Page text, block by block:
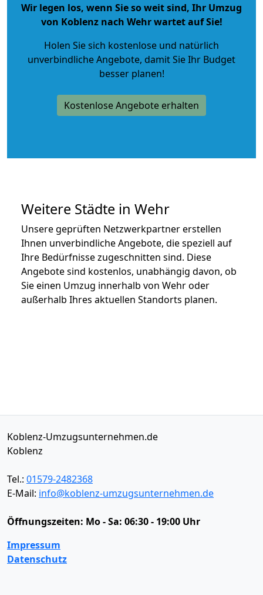
Wir legen los, wenn Sie so weit sind, Ihr Umzug
von Koblenz nach Wehr wartet auf Sie!
Holen Sie sich kostenlose und natürlich
unverbindliche Angebote, damit Sie Ihr Budget
besser planen!
Kostenlose Angebote erhalten
Weitere Städte in Wehr
Unsere geprüften Netzwerkpartner erstellen
Ihnen unverbindliche Angebote, die speziell auf
Ihre Bedürfnisse zugeschnitten sind. Diese
Angebote sind kostenlos, unabhängig davon, ob
Sie einen Umzug innerhalb von Wehr oder
außerhalb Ihres aktuellen Standorts planen.
Koblenz-Umzugsunternehmen.de
Koblenz
Tel.: 01579-2482368
E-Mail: info@koblenz-umzugsunternehmen.de
Öffnungszeiten: Mo - Sa: 06:30 - 19:00 Uhr
Impressum
Datenschutz